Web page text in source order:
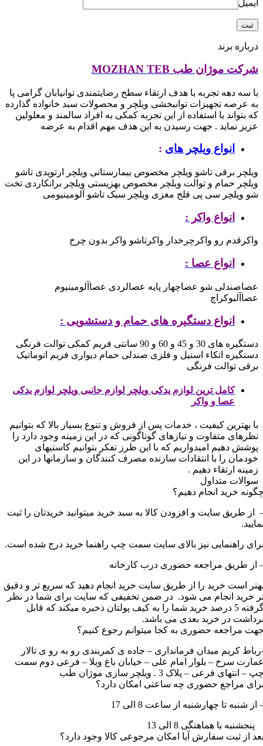
ایمیل
درباره برند
شرکت موژان طب MOZHAN TEB
با سه دهه تجربه با هدف ارتقاء سطح رضایتمندی توانیابان گرامی پا
به عرصه تجهیزات توانبخشی ویلچر و محصولات سبد خانواده گذارده
که بتواند با استفاده از این تجربه کمکی به افراد سالمند و معلولین
عزیز نماید . جهت رسیدن به این هدف مهم اقدام به عرضه
انواع ویلچر های :
ویلچر برقی تاشو ویلچر مخصوص بیمارستانی ویلچر ارتوپدی تاشو
ویلچر حمام و توالت ویلچر مخصوص بهزیستی ویلچر برانکاردی تخت
شو ویلچر سی پی فلج مغزی ویلچر سبک تاشو آلومینیومی
انواع واکر :
واکرقدم رو واکرچرخدار واکرتاشو واکر بدون چرخ
انواع عصا :
عصاصندلی شو عصاچهار پایه عصالردی عصاآلومینیوم
عصاآلبوکراچ
انواع دستگیره های حمام و دستشویی :
دستگیره های 30 و 45 و 60 و 90 سانتی
فریم کمکی توالت فرنگی
دستگیره اتکاء استیل و فلزی صندلی حمام دیواری فریم اتوماتیک
برقی توالت فرنگی
کامل ترین لوازم یدکی ویلچر لوازم جانبی ویلچر لوازم یدکی
عصا و واکر
با بهترین کیفیت ، خدمات پس از فروش و تنوع بسیار بالا که بتوانیم
نظرهای متفاوت و نیازهای گوناگونی که در این زمینه وجود دارد را
پوشش دهیم
امیدواریم که با این طرز تفکر بتوانیم کاستیهای
خودمان را با انتقادات سازنده مصرف کنندگان و سازمانها در این
زمینه ارتقاء دهیم .
سوالات متداول
خرید انجام دهیم؟
از طریق سایت و افزودن کالا به سبد خرید میتوانید خریدتان را ثبت
راهنمایی نیز بالای سایت سمت چپ راهنما خرید درج شده است.
از طریق مراجعه حضوری درب کارخانه
است خرید را از طریق سایت خرید انجام دهید که سریع تر و دقیق
خرید انجام می شود. در ضمن تخفیفی که سایت برای شما در نظر
گرفته 5 درصد خرید شما را به کیف پولتان ذخیره میکند که قابل
در خرید بعدی می باشد.
مراجعه حضوری به کجا میتوانم رجوع کنیم؟
رباط کریم میدان فرمانداری – جاده ی کمربندی رو به رو ی تالار
سرخ – بلوار امام علی – خیابان باغ ویلا – فرعی دوم سمت
– انتهای فرعی – پلاک 3 . ویلچر سازی موژان طب
مراجع حضوری چه ساعتی امکان دارد؟
از شنبه تا چهارشنبه از ساعت 8 الی 17
با هماهنگی 8 الی 13
از ثبت سفارش آیا امکان مرجوعی کالا وجود دارد؟